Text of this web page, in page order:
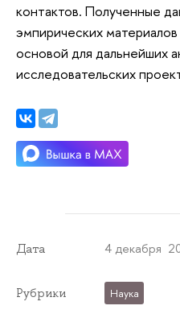
контактов. Полученные
эмпирических
основой для дальнейших
исследовательских
Дата 4 декабря
Рубрики Наука